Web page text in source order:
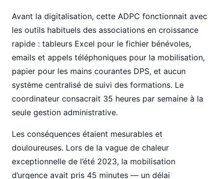
Avant la digitalisation, cette ADPC fonctionnait avec
les outils habituels des associations en croissance
rapide : tableurs Excel pour le fichier bénévoles,
emails et appels téléphoniques pour la mobilisation,
papier pour les mains courantes DPS, et aucun
système centralisé de suivi des formations. Le
coordinateur consacrait 35 heures par semaine à la
seule gestion administrative.
Les conséquences étaient mesurables et
douloureuses. Lors de la vague de chaleur
exceptionnelle de l’été 2023, la mobilisation
d’urgence avait pris 45 minutes — un délai